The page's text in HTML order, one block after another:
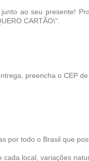
ao seu presente!
CARTÃO\".
preencha o CEP
por todo o Brasil que
local, variações